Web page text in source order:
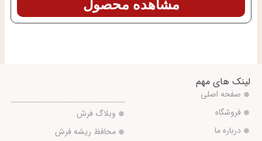
مشاهده محصول
لینک های مهم
صفحه اصلی
فروشگاه
درباره ما
وبلاگ فرش
محافظ ریشه فرش